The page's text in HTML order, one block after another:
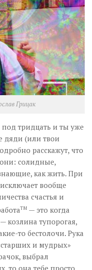
Грицак
под тридцать и ты уже
дяди (или твои
расскажут, что
солидные,
как жить. При
вообще
счастья и
ТМ — это когда
козлина тупорогая,
то бестолочи. Рука
и мудрых»
выбрал
то она тебе просто